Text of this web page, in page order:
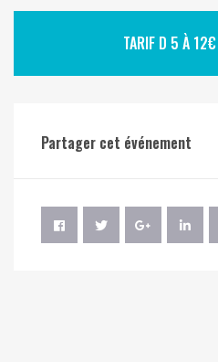
TARIF D 5 À 12€
Partager cet événement